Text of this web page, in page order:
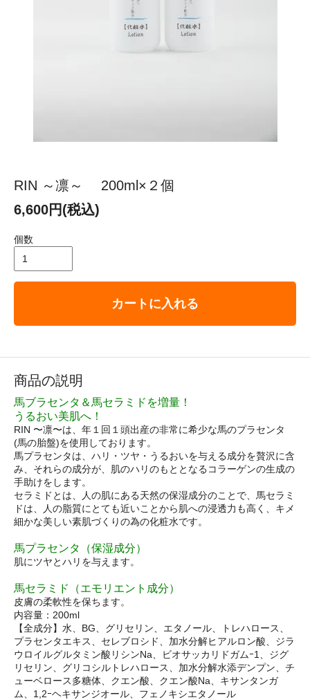
RIN ～凛～ 200ml×２個
6,600円(税込)
個数
カートに入れる
商品の説明
馬ブラセンタ＆馬セラミドを増量！
うるおい美肌へ！
RIN 〜凛〜は、年１回１頭出産の非常に希少な馬のプラセンタ
(馬の胎盤)を使用しております。
馬プラセンタは、ハリ・ツヤ・うるおいを与える成分を贅沢に含
み、それらの成分が、肌のハリのもととなるコラーゲンの生成の
手助けをします。
セラミドとは、人の肌にある天然の保湿成分のことで、馬セラミ
ドは、人の脂質にとても近いことから肌への浸透力も高く、キメ
細かな美しい素肌づくりの為の化粧水です。
馬プラセンタ（保湿成分）
肌にツヤとハリを与えます。
馬セラミド（エモリエント成分）
皮膚の柔軟性を保ちます。
内容量：200ml
【全成分】水、BG、グリセリン、エタノール、トレハロース、
プラセンタエキス、セレブロシド、加水分解ヒアルロン酸、ジラ
ウロイルグルタミン酸リシンNa、ビオサッカリドガムｰ1、ジグ
リセリン、グリコシルトレハロース、加水分解水添デンプン、チ
ューベロース多糖体、クエン酸、クエン酸Na、キサンタンガ
ム、1,2ｰヘキサンジオール、フェノキシエタノール